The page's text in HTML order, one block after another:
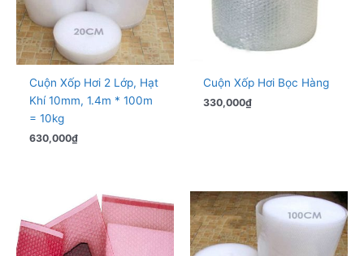
Cuộn Xốp Hơi 2 Lớp, Hạt
Khí 10mm, 1.4m * 100m
= 10kg
630,000₫
Cuộn Xốp Hơi Bọc Hàng
330,000₫